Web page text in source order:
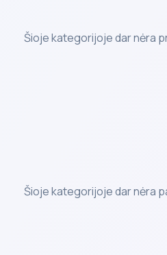
Šioje kategorijoje dar nėra
Šioje kategorijoje dar nėra